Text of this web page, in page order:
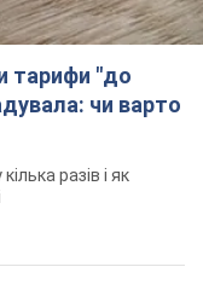
тарифи "до
чи варто
разів і як